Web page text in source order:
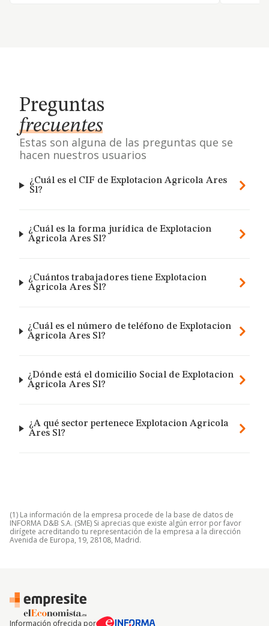
Preguntas
frecuentes
Estas son alguna de las preguntas que se
hacen nuestros usuarios
¿Cuál es el CIF de Explotacion Agricola Ares
Sl?
¿Cuál es la forma jurídica de Explotacion
Agricola Ares Sl?
¿Cuántos trabajadores tiene Explotacion
Agricola Ares Sl?
¿Cuál es el número de teléfono de Explotacion
Agricola Ares Sl?
¿Dónde está el domicilio Social de Explotacion
Agricola Ares Sl?
¿A qué sector pertenece Explotacion Agricola
Ares Sl?
(1) La información de la empresa procede de la base de datos de
INFORMA D&B S.A. (SME) Si aprecias que existe algún error por favor
dirígete acreditando tu representación de la empresa a la dirección
Avenida de Europa, 19, 28108, Madrid.
Información ofrecida por